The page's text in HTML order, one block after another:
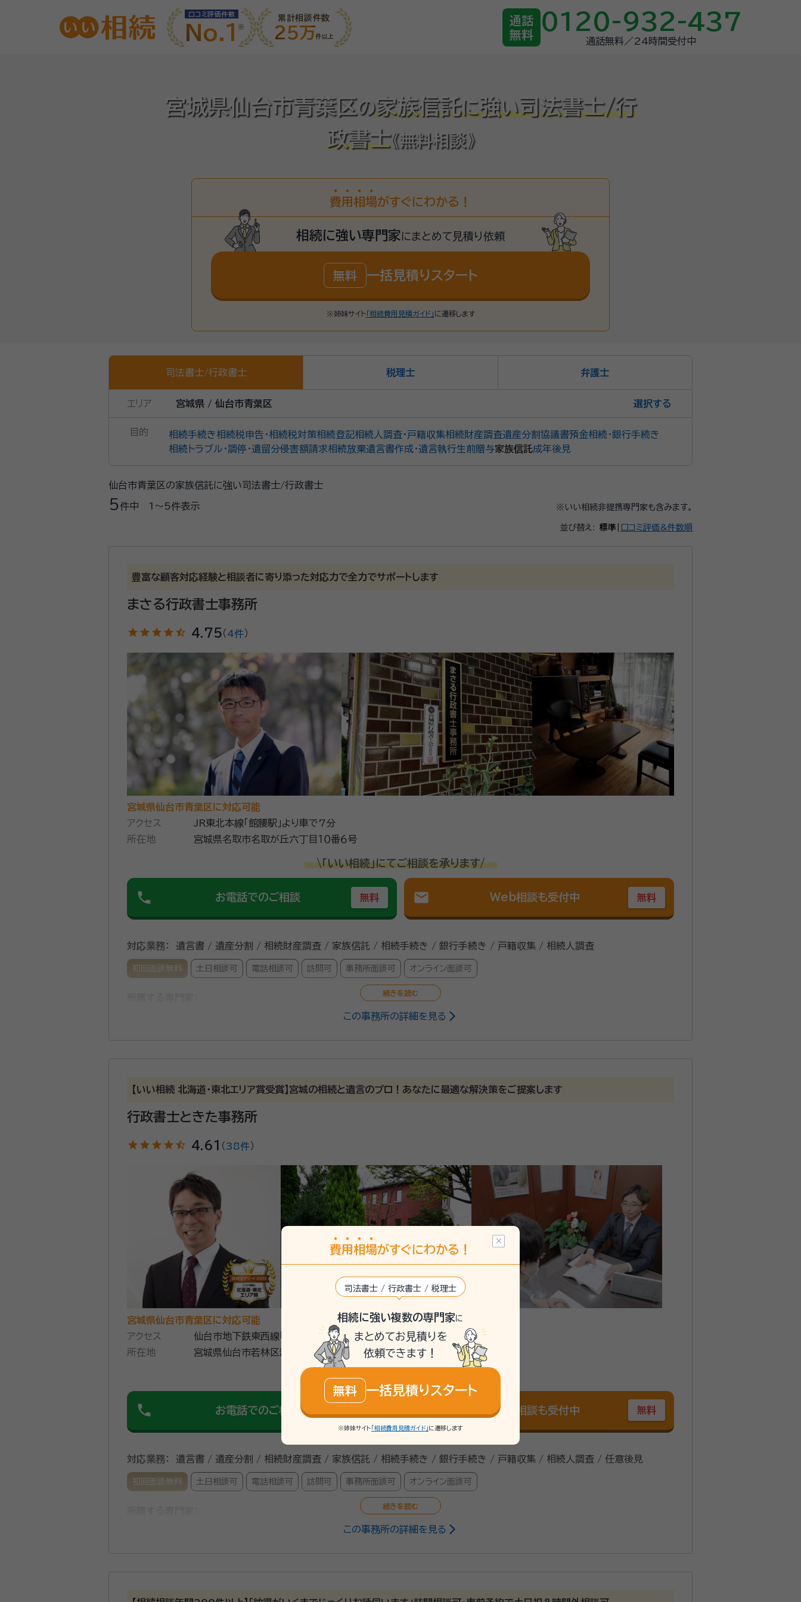
口コミ評価件数
No.1
累計相談件数
25万件以上
通話
無料
0120-932-437
通話無料／24時間受付中
宮城県仙台市青葉区の家族信託に強い司法書士/行
政書士《無料相談》
費用 相 場がすぐにわかる！
相続に強い専門家にまとめて見積り依頼
無料 一括見積りスタート
※姉妹サイト「相続費用見積ガイド」 に遷移します
司法書士/行政書士 税理士 弁護士
エリア 宮城県 / 仙台市青葉区 選択
目的 相続手続き相続税申告・相続税対策相続登記相続人調査・戸籍収集相続財産調査遺産分割協議書預金相続・銀行手続き
相続トラブル・調停・遺留分侵害額請求相続放棄遺言書作成・遺言執行生前贈与家族信託成年後見
仙台市青葉区の家族信託に強い司法書士/行政書士
5 件中 1〜5件表示 ※いい相続非提携専門家も含みます。
並び替え: 標準 口コミ評価&件数順
豊富な顧客対応経験と相談者に寄り添った対応力で全力でサポートします
まさる行政書士事務所
star star star star star_half 4.75（ 4件）
宮城県仙台市青葉区に対応可能
アクセス
JR東北本線「館腰駅」より車で7分
所在地
宮城県名取市名取が丘六丁目１０番６号
\「いい相続」にてご相談を承ります/
phone お電話でのご相談 無料 mail Web相談も受付中 無料
対応業務： 遺言書 / 遺産分割 / 相続財産調査 / 家族信託 / 相続手続き / 銀行手続き / 戸籍収集 / 相続人調査
初回面談無料 土日相談可 電話相談可 訪問可 事務所面談可 オンライン面談可
行政書士・二級建築士・宅地建物取引士、宮城県名取市出身 東北学院大学法学部卒
account_circle
面談の感想
のまま依頼を決めました。
依頼後もちょっとした質問にも丁寧に答えてくださり安心感があります。専門家とのやり取りは電話以外にもLINEで行っていますが、手軽に確認
できるので助かりました。
こんにちは、「まさる行政書士事務所」の 菅野勝（かんのまさる）と申します。 行政書士になる前は、大手ハウスメーカーの営業担
当者として30年間勤務して参りました。 現在は「遺言・相続・成年後見」を中心に、相談者の皆様の暮らしに寄り添ったサポートで
皆様のお役に立てるよう邁進しております。 相続問題はご遺族様にとってデリケートな問題であるとともに、その手続きも非常に
複雑かつ多岐にわたります。 そのため、相続手続きを得意としているというだけではなくご遺族様が安心してお話しできる行政
書士を選んでいただければと思います。
行政書士・二級建築士・宅地建物取引士
所属団体：宮城県行政書士会、コスモス成年後見サポートセンター会員
この事務所の詳細を見る
【いい相続 北海道・東北エリア賞受賞】宮城の相続と遺言のプロ！あなたに最適な解決策をご提案します
行政書士ときた事務所
star star star star star_half 4.61 （ 38件）
宮城県仙台市青葉区に対応可能
アクセス
仙台市地下鉄東西線「卸町駅」より徒歩15分
所在地
宮城県仙台市若林区卸町５丁目２番３号 イーストガーデン２
\「いい相続」にてご相談を承ります/
phone お電話でのご相談 mail Web相談も受付中 無料
対応業務： 遺言書 / 遺産分割 / 相続財産調査 / 家族信託 / 相続手続き / 銀行手続き / 戸籍収集 / 相続人調査 / 任意後見
初回面談無料 土日相談可 電話相談可 訪問可 事務所面談可 オンライン面談可
行政書士、社会保険労務士、宅地建物取引士、CFP®、 不動産コンサルティングマスター
この事務所の詳細を見る
費用 相場がすぐにわかる！
司法書士 / 行政書士 / 税理士
相続に強い複数の専門家に
まとめてお見積りを
依頼できます！
無料 一括見積りスタート
※姉妹サイト 「相続費用見積ガイド」 に遷移します